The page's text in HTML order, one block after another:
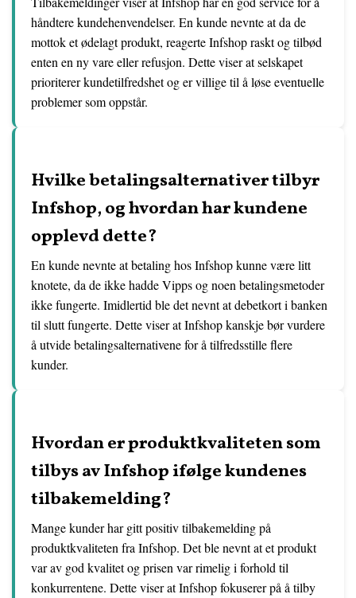
håndtere kundehenvendelser. En kunde nevnte at da de
mottok et ødelagt produkt, reagerte Infshop raskt og tilbød
enten en ny vare eller refusjon. Dette viser at selskapet
prioriterer kundetilfredshet og er villige til å løse eventuelle
problemer som oppstår.
Hvilke betalingsalternativer tilbyr
Infshop, og hvordan har kundene
opplevd dette?
En kunde nevnte at betaling hos Infshop kunne være litt
knotete, da de ikke hadde Vipps og noen betalingsmetoder
ikke fungerte. Imidlertid ble det nevnt at debetkort i banken
til slutt fungerte. Dette viser at Infshop kanskje bør vurdere
å utvide betalingsalternativene for å tilfredsstille flere
kunder.
Hvordan er produktkvaliteten som
tilbys av Infshop ifølge kundenes
tilbakemelding?
Mange kunder har gitt positiv tilbakemelding på
produktkvaliteten fra Infshop. Det ble nevnt at et produkt
var av god kvalitet og prisen var rimelig i forhold til
konkurrentene. Dette viser at Infshop fokuserer på å tilby